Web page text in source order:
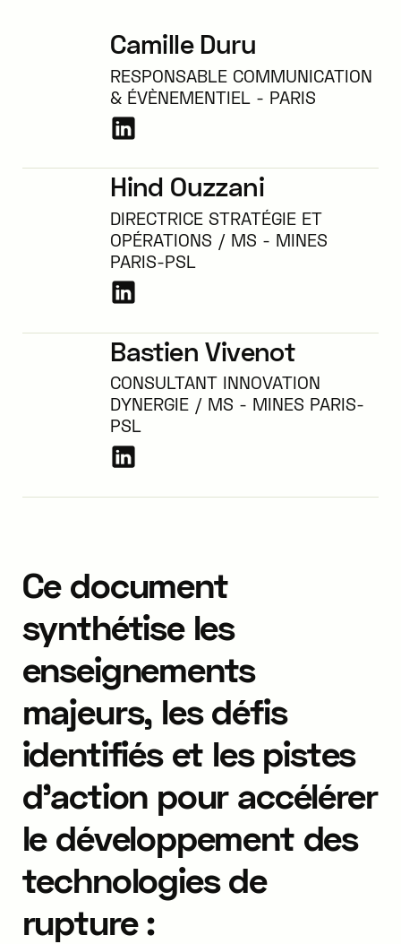
Camille Duru
RESPONSABLE COMMUNICATION
& ÉVÈNEMENTIEL - PARIS
Hind Ouzzani
DIRECTRICE STRATÉGIE ET
OPÉRATIONS / MS - MINES
PARIS-PSL
Bastien Vivenot
CONSULTANT INNOVATION
DYNERGIE / MS - MINES PARIS-
PSL
Ce document
synthétise les
enseignements
majeurs, les défis
identifiés et les pistes
d’action pour accélérer
le développement des
technologies de
rupture :